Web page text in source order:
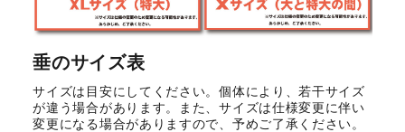
垂のサイズ表
サイズは目安にしてください。個体により、若干サイズ
が違う場合があります。また、サイズは仕様変更に伴い
変更になる場合がありますので、予めご了承ください。